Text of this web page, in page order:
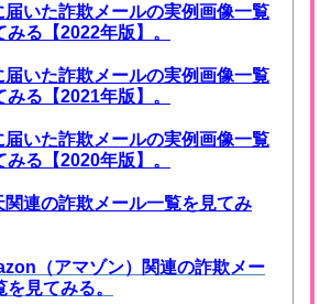
届いた詐欺メールの実例画像一覧
みる【2022年版】。
届いた詐欺メールの実例画像一覧
みる【2021年版】。
届いた詐欺メールの実例画像一覧
みる【2020年版】。
関連の詐欺メール一覧を見てみ
（アマゾン）関連の詐欺メー
を見てみる。